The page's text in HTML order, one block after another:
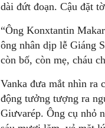
dài đứt đoạn. Cậu đặt
“Ông Konxtantin
ông nhân dịp lễ Giáng
còn bố, còn mẹ, cháu
Vanka đưa mắt nhìn ra
động tưởng tượng ra
Giưvarép. Ông cụ nhỏ